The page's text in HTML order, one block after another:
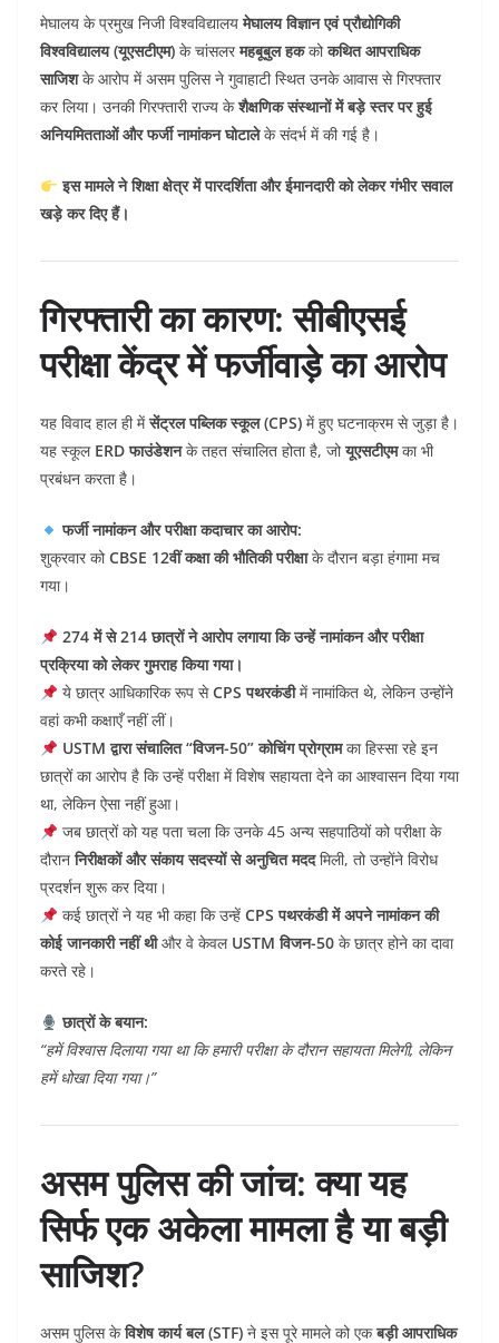
मेघालय के प्रमुख निजी विश्वविद्यालयमेघालय विज्ञान एवं प्रौद्योगिकी
विश्वविद्यालय (यूएसटीएम) के चांसलरमहबूबुल हककोकथित आपराधिक
साजिशके आरोप में असम पुलिस ने गुवाहाटी स्थित उनके आवास से गिरफ्तार
कर लिया। उनकी गिरफ्तारी राज्य केशैक्षणिक संस्थानों में बड़े स्तर पर हुई
अनियमितताओं और फर्जी नामांकन घोटालेके संदर्भ में की गई है।
इस मामले ने शिक्षा क्षेत्र में पारदर्शिता और ईमानदारी को लेकर गंभीर सवाल
खड़े कर दिए हैं।
गिरफ्तारी का कारण: सीबीएसई
परीक्षा केंद्र में फर्जीवाड़े का आरोप
यह विवाद हाल ही मेंसेंट्रल पब्लिक स्कूल (CPS) में हुए घटनाक्रम से जुड़ा है।
यह स्कूल ERD फाउंडेशनके तहत संचालित होता है, जोयूएसटीएमका भी
प्रबंधन करता है।
फर्जी नामांकन और परीक्षा कदाचार का आरोप:
शुक्रवार कोCBSE 12वीं कक्षा की भौतिकी परीक्षाके दौरान बड़ा हंगामा मच
गया।
274 में से 214 छात्रों ने आरोप लगाया कि उन्हें नामांकन और परीक्षा
प्रक्रिया को लेकर गुमराह किया गया।
ये छात्र आधिकारिक रूप सेCPS पथरकंडीमें नामांकित थे, लेकिन उन्होंने
वहां कभी कक्षाएँ नहीं लीं।
USTM द्वारा संचालित “विजन-50” कोचिंग प्रोग्रामका हिस्सा रहे इन
छात्रों का आरोप है कि उन्हें परीक्षा में विशेष सहायता देने का आश्वासन दिया गया
था, लेकिन ऐसा नहीं हुआ।
जब छात्रों को यह पता चला कि उनके 45 अन्य सहपाठियों को परीक्षा के
दौराननिरीक्षकों और संकाय सदस्यों से अनुचित मददमिली, तो उन्होंने विरोध
प्रदर्शन शुरू कर दिया।
कई छात्रों ने यह भी कहा कि उन्हें CPS पथरकंडी में अपने नामांकन की
कोई जानकारी नहीं थीऔर वे केवल USTM विजन-50 के छात्र होने का दावा
करते रहे।
छात्रों के बयान:
“हमें विश्वास दिलाया गया था कि हमारी परीक्षा के दौरान सहायता मिलेगी, लेकिन
हमें धोखा दिया गया।”
असम पुलिस की जांच: क्या यह
सिर्फ एक अकेला मामला है या बड़ी
साजिश?
असम पुलिस केविशेष कार्य बल (STF) ने इस पूरे मामले को एकबड़ी आपराधिक